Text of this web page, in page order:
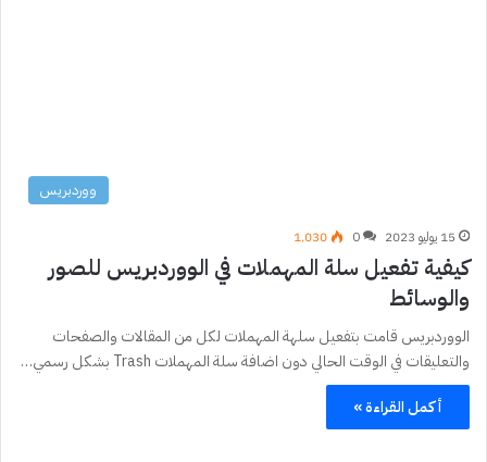
ووردبريس
15 يوليو 2023 0 1٬030
كيفية تفعيل سلة المهملات في الووردبريس للصور
والوسائط
الووردبريس قامت بتفعيل سلهة المهملات لكل من المقالات والصفحات
والتعليقات في الوقت الحالي دون اضافة سلة المهملات Trash بشكل رسمي…
أكمل القراءة »